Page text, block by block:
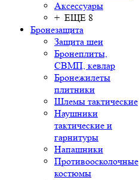
Аксессуары
+ ЕЩЕ 8
Бронезащита
Защита шеи
Бронеплиты,
СВМП, кевлар
Бронежилеты
плитники
Шлемы тактические
Наушники
тактические и
гарнитуры
Напашники
Противоосколочные
костюмы